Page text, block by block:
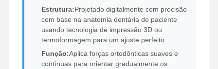
Casa Produtos
Quem
Somos
Fábrica
Estrutura:Projetado digitalmente com precisão
com base na anatomia dentária do paciente
usando tecnologia de impressão 3D ou
termoformagem para um ajuste perfeito
Função:Aplica forças ortodônticas suaves e
contínuas para orientar gradualmente os